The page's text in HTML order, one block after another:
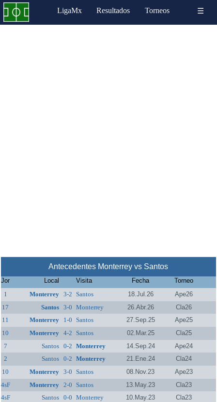
LigaMx Resultados Torneos ☰
Antecedentes Monterrey vs Santos
Jor Local Visita Fecha
Torneo
1
Monterrey 3-2 Santos 18.Jul.26
Ape26
17
Santos 3-0 Monterrey 26.Abr.26
Cla26
11
Monterrey 1-0 Santos 27.Sep.25
Ape25
10
Monterrey 4-2 Santos 02.Mar.25
Cla25
7
Santos 0-2 Monterrey 14.Sep.24
Ape24
2
Santos 0-2 Monterrey 21.Ene.24
Cla24
10
Monterrey 3-0 Santos 08.Nov.23
Ape23
4sF
Monterrey 2-0 Santos 13.May.23
Cla23
4sF
Santos 0-0 Monterrey 10.May.23
Cla23